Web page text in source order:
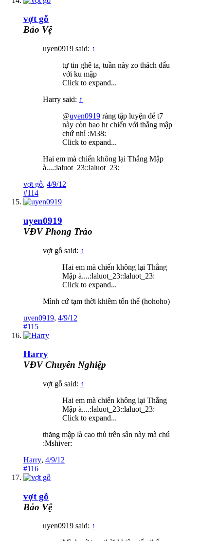
vợt gỗ
Bảo Vệ
uyen0919 said: ↑
tự tin ghê ta, tuần này zo thách đấu
với ku mập
Click to expand...
Harry said: ↑
@uyen0919 ráng tập luyện để t7
này còn bao hr chiến với thắng mập
chứ nhỉ :M38:
Click to expand...
Hai em mà chiến không lại Thắng Mập
à....:laluot_23::laluot_23:
vợt gỗ, 4/9/12
#114
uyen0919
VĐV Phong Trào
vợt gỗ said: ↑
Hai em mà chiến không lại Thắng
Mập à....:laluot_23::laluot_23:
Click to expand...
Mình cứ tạm thời khiêm tốn thế (hohoho)
uyen0919, 4/9/12
#115
Harry
VĐV Chuyên Nghiệp
vợt gỗ said: ↑
Hai em mà chiến không lại Thắng
Mập à....:laluot_23::laluot_23:
Click to expand...
thăng mập là cao thủ trên sân này mà chú
:Mshiver:
Harry, 4/9/12
#116
vợt gỗ
Bảo Vệ
uyen0919 said: ↑